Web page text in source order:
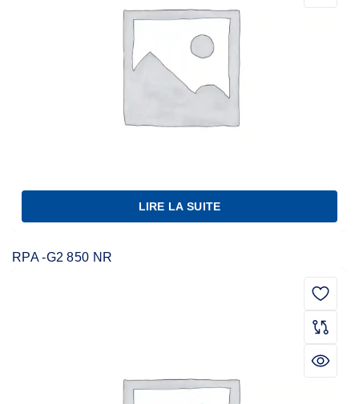
LIRE LA SUITE
RPA -G2 850 NR